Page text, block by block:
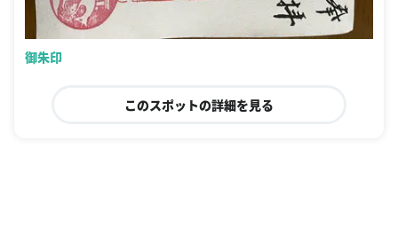
御朱印
このスポットの詳細を見る